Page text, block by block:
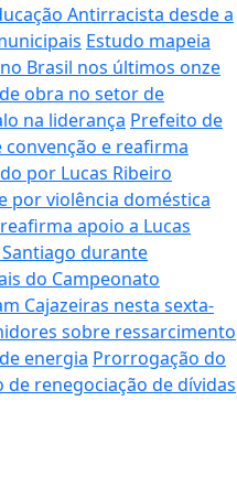
Antirracista desde a
Estudo mapeia
Brasil nos últimos onze
obra no setor de
na liderança Prefeito de
convenção e reafirma
por Lucas Ribeiro
por violência doméstica
apoio a Lucas
Santiago durante
do Campeonato
Cajazeiras nesta sexta-
sobre ressarcimento
energia Prorrogação do
renegociação de dívidas